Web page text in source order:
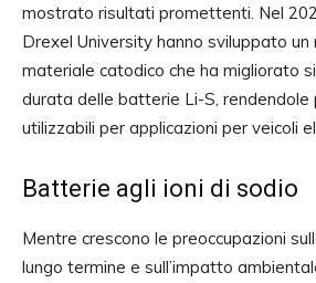
mostrato risultati promettenti. Nel
Drexel University hanno sviluppato un
materiale catodico che ha migliorato
durata delle batterie Li-S, rendendole
utilizzabili per applicazioni per veicoli
Batterie agli ioni di sodio
Mentre crescono le preoccupazioni
lungo termine e sull’impatto